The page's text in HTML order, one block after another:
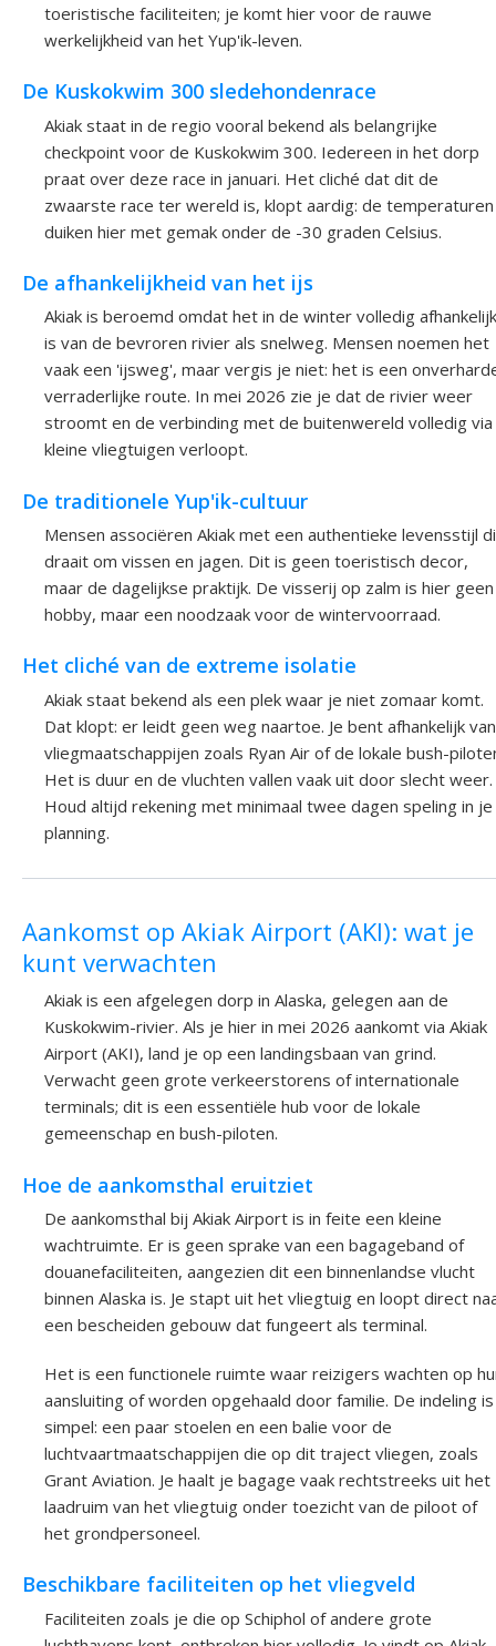
toeristische faciliteiten; je komt hier voor de rauwe
werkelijkheid van het Yup'ik-leven.
De Kuskokwim 300 sledehondenrace
Akiak staat in de regio vooral bekend als belangrijke
checkpoint voor de Kuskokwim 300. Iedereen in het dorp
praat over deze race in januari. Het cliché dat dit de
zwaarste race ter wereld is, klopt aardig: de temperaturen
duiken hier met gemak onder de -30 graden Celsius.
De afhankelijkheid van het ijs
Akiak is beroemd omdat het in de winter volledig afhankelijk
is van de bevroren rivier als snelweg. Mensen noemen het
vaak een 'ijsweg', maar vergis je niet: het is een
verraderlijke route. In mei 2026 zie je dat de rivier weer
stroomt en de verbinding met de buitenwereld volledig via
kleine vliegtuigen verloopt.
De traditionele Yup'ik-cultuur
Mensen associëren Akiak met een authentieke levensstijl
draait om vissen en jagen. Dit is geen toeristisch decor,
maar de dagelijkse praktijk. De visserij op zalm is hier geen
hobby, maar een noodzaak voor de wintervoorraad.
Het cliché van de extreme isolatie
Akiak staat bekend als een plek waar je niet zomaar komt.
Dat klopt: er leidt geen weg naartoe. Je bent afhankelijk van
vliegmaatschappijen zoals Ryan Air of de lokale bush-
Het is duur en de vluchten vallen vaak uit door slecht weer.
Houd altijd rekening met minimaal twee dagen speling in je
planning.
Aankomst op Akiak Airport (AKI): wat je
kunt verwachten
Akiak is een afgelegen dorp in Alaska, gelegen aan de
Kuskokwim-rivier. Als je hier in mei 2026 aankomt via Akiak
Airport (AKI), land je op een landingsbaan van grind.
Verwacht geen grote verkeerstorens of internationale
terminals; dit is een essentiële hub voor de lokale
gemeenschap en bush-piloten.
Hoe de aankomsthal eruitziet
De aankomsthal bij Akiak Airport is in feite een kleine
wachtruimte. Er is geen sprake van een bagageband of
douanefaciliteiten, aangezien dit een binnenlandse vlucht
binnen Alaska is. Je stapt uit het vliegtuig en loopt direct
een bescheiden gebouw dat fungeert als terminal.
Het is een functionele ruimte waar reizigers wachten op
aansluiting of worden opgehaald door familie. De indeling is
simpel: een paar stoelen en een balie voor de
luchtvaartmaatschappijen die op dit traject vliegen, zoals
Grant Aviation. Je haalt je bagage vaak rechtstreeks uit het
laadruim van het vliegtuig onder toezicht van de piloot of
het grondpersoneel.
Beschikbare faciliteiten op het vliegveld
Faciliteiten zoals je die op Schiphol of andere grote